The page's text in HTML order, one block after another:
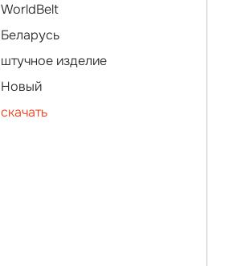
WorldBelt
Беларусь
штучное изделие
Новый
скачать